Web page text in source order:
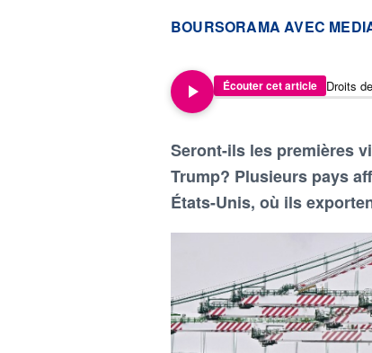
information fournie par
BOURSORAMA AVEC
Écouter cet article
Seront-ils les premières
Trump? Plusieurs pays
États-Unis, où ils